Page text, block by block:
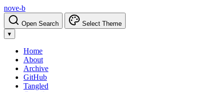
nove-b
Open Search
Select Theme
▾
Home
About
Archive
GitHub
Tangled